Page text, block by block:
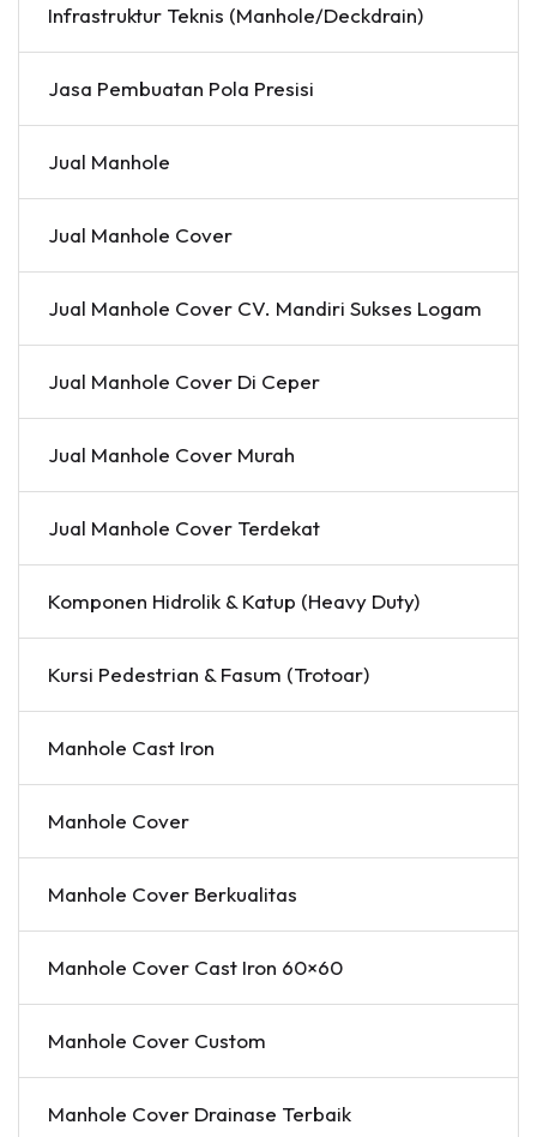
Infrastruktur Teknis (Manhole/Deckdrain)
Jasa Pembuatan Pola Presisi
Jual Manhole
Jual Manhole Cover
Jual Manhole Cover CV. Mandiri Sukses Logam
Jual Manhole Cover Di Ceper
Jual Manhole Cover Murah
Jual Manhole Cover Terdekat
Komponen Hidrolik & Katup (Heavy Duty)
Kursi Pedestrian & Fasum (Trotoar)
Manhole Cast Iron
Manhole Cover
Manhole Cover Berkualitas
Manhole Cover Cast Iron 60×60
Manhole Cover Custom
Manhole Cover Drainase Terbaik